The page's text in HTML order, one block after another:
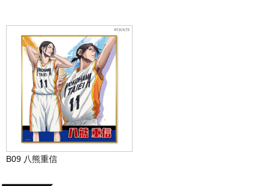
B09 八熊重信